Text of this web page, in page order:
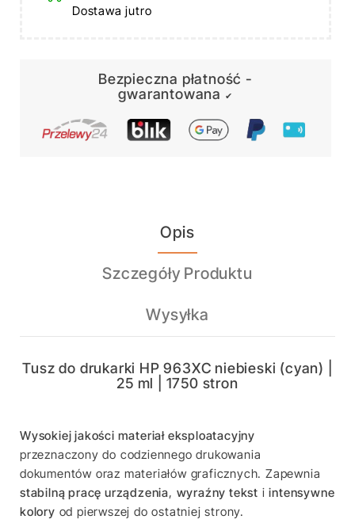
Dostawa jutro
Bezpieczna płatność -
gwarantowana ✔
Opis
Szczegóły Produktu
Wysyłka
Tusz do drukarki HP 963XC niebieski (cyan) |
25 ml | 1750 stron
Wysokiej jakości materiał eksploatacyjny
przeznaczony do codziennego drukowania
dokumentów oraz materiałów graficznych. Zapewnia
stabilną pracę urządzenia, wyraźny tekst iintensywne
kolory od pierwszej do ostatniej strony.